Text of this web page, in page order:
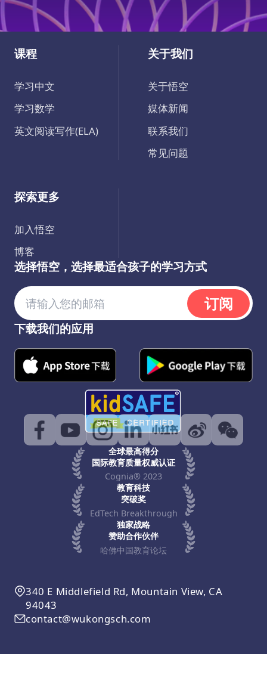
课程
学习中文
学习数学
英文阅读写作(ELA)
关于我们
关于悟空
媒体新闻
联系我们
常见问题
探索更多
加入悟空
博客
选择悟空，选择最适合孩子的学习方式
订阅
下载我们的应用
全球最高得分
国际教育质量权威认证
Cognia® 2023
教育科技
突破奖
EdTech Breakthrough
独家战略
赞助合作伙伴
哈佛中国教育论坛
340 E Middlefield Rd, Mountain View, CA
94043
contact@wukongsch.com